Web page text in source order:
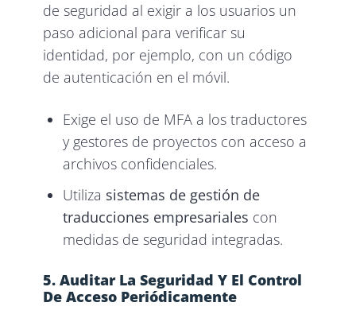
de seguridad al exigir a los usuarios un
paso adicional para verificar su
identidad, por ejemplo, con un código
de autenticación en el móvil.
Exige el uso de MFA a los traductores
y gestores de proyectos con acceso a
archivos confidenciales.
Utiliza sistemas de gestión de
traducciones empresariales con
medidas de seguridad integradas.
5. Auditar La Seguridad Y El Control
De Acceso Periódicamente